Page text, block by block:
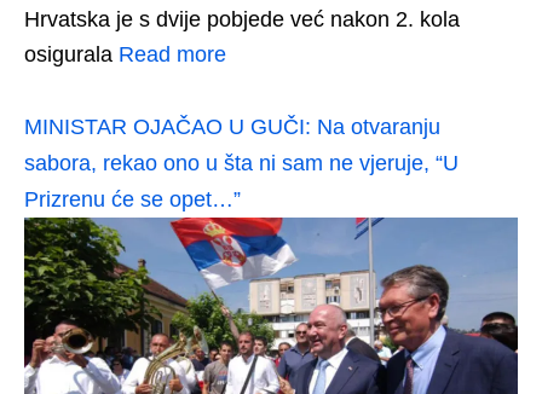
Hrvatska je s dvije pobjede već nakon 2. kola
osigurala Read more
MINISTAR OJAČAO U GUČI: Na otvaranju
sabora, rekao ono u šta ni sam ne vjeruje, “U
Prizrenu će se opet…”